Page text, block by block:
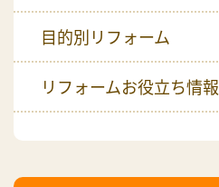
目的別リフォーム
リフォームお役立ち情報